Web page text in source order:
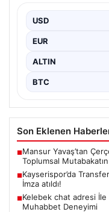
sezonunda büyük
engelini…
USD
EUR
ALTIN
BTC
Son Eklenen
■Mansur Yavaş’tan
Toplumsal
■Kayserispor’da
İmza atıldı!
■Kelebek chat adresi
Muhabbet Deneyimi